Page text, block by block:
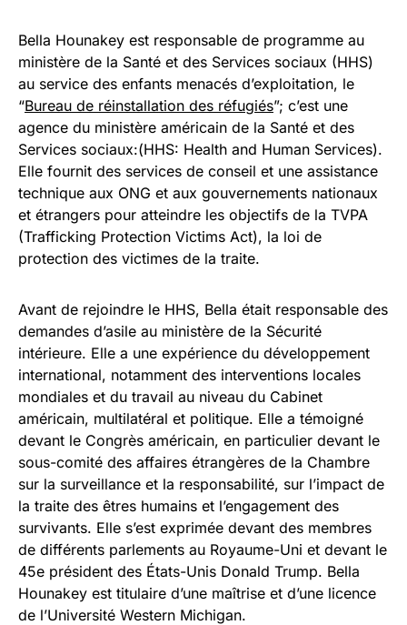
Bella Hounakey est responsable de programme au
ministère de la Santé et des Services sociaux (HHS)
au service des enfants menacés d’exploitation, le
“Bureau de réinstallation des réfugiés”; c’est une
agence du ministère américain de la Santé et des
Services sociaux:(HHS: Health and Human Services).
Elle fournit des services de conseil et une assistance
technique aux ONG et aux gouvernements nationaux
et étrangers pour atteindre les objectifs de la TVPA
(Trafficking Protection Victims Act), la loi de
protection des victimes de la traite.
Avant de rejoindre le HHS, Bella était responsable des
demandes d’asile au ministère de la Sécurité
intérieure. Elle a une expérience du développement
international, notamment des interventions locales
mondiales et du travail au niveau du Cabinet
américain, multilatéral et politique. Elle a témoigné
devant le Congrès américain, en particulier devant le
sous-comité des affaires étrangères de la Chambre
sur la surveillance et la responsabilité, sur l’impact de
la traite des êtres humains et l’engagement des
survivants. Elle s’est exprimée devant des membres
de différents parlements au Royaume-Uni et devant le
45e président des États-Unis Donald Trump. Bella
Hounakey est titulaire d’une maîtrise et d’une licence
de l’Université Western Michigan.